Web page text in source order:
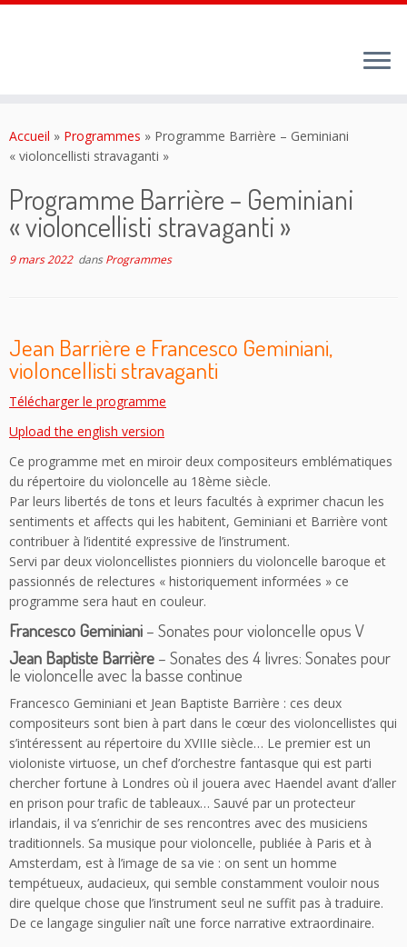
au
contenu
Accueil » Programmes » Programme Barrière – Geminiani
« violoncellisti stravaganti »
Programme Barrière – Geminiani
« violoncellisti stravaganti »
9 mars 2022dansProgrammes
Jean Barrière e Francesco Geminiani,
violoncellisti stravaganti
Télécharger le programme
Upload the english version
Ce programme met en miroir deux compositeurs emblématiques
du répertoire du violoncelle au 18ème siècle.
Par leurs libertés de tons et leurs facultés à exprimer chacun les
sentiments et affects qui les habitent, Geminiani et Barrière vont
contribuer à l’identité expressive de l’instrument.
Servi par deux violoncellistes pionniers du violoncelle baroque et
passionnés de relectures « historiquement informées » ce
programme sera haut en couleur.
Francesco Geminiani – Sonates pour violoncelle opus V
Jean Baptiste Barrière – Sonates des 4 livres: Sonates pour
le violoncelle avec la basse continue
Francesco Geminiani et Jean Baptiste Barrière : ces deux
compositeurs sont bien à part dans le cœur des violoncellistes qui
s’intéressent au répertoire du XVIIIe siècle… Le premier est un
violoniste virtuose, un chef d’orchestre fantasque qui est parti
chercher fortune à Londres où il jouera avec Haendel avant d’aller
en prison pour trafic de tableaux… Sauvé par un protecteur
irlandais, il va s’enrichir de ses rencontres avec des musiciens
traditionnels. Sa musique pour violoncelle, publiée à Paris et à
Amsterdam, est à l’image de sa vie : on sent un homme
tempétueux, audacieux, qui semble constamment vouloir nous
dire quelque chose que l’instrument seul ne suffit pas à traduire.
De ce langage singulier naît une force narrative extraordinaire.